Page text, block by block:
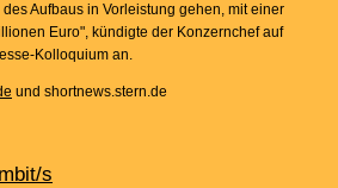
Aufbaus in Vorleistung gehen, mit einer
Euro", kündigte der Konzernchef auf
Kolloquium an.
und shortnews.stern.de
mbit/s